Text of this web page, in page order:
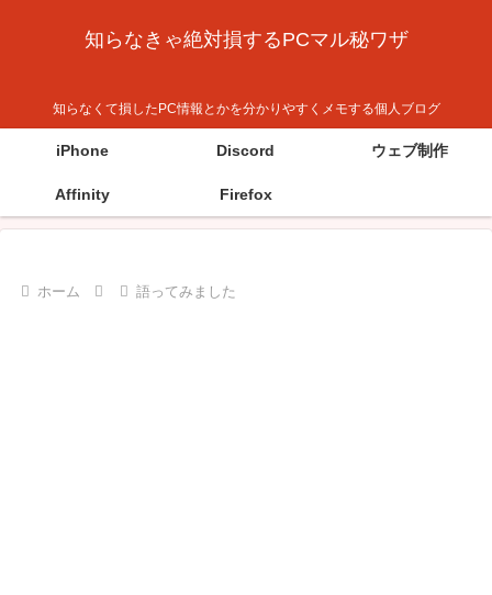
知らなきゃ絶対損するPCマル秘ワザ
知らなくて損したPC情報とかを分かりやすくメモする個人ブログ
iPhone Discord ウェブ制作
Affinity Firefox
ホーム 語ってみました